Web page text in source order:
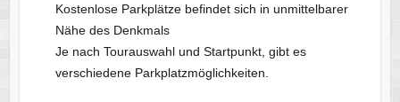
Kostenlose Parkplätze befindet sich in unmittelbarer
Nähe des Denkmals
Je nach Tourauswahl und Startpunkt, gibt es
verschiedene Parkplatzmöglichkeiten.